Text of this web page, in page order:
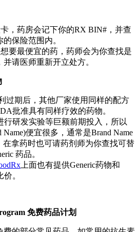
，药房会记下你的RX BIN#，并查
保险范围内。
要最便宜的药，药师会为你查找是
请医师重新开立处方。
过期后，其他厂家使用同样的配方
批准具有同样疗效的药物。
行研发实验等巨额前期投入，所以
便宜很多，通常是Brand Name
在拿药时也可请药剂师为你查找可替
药品。
上面也有提供Generic药物和
。
免费药品计划